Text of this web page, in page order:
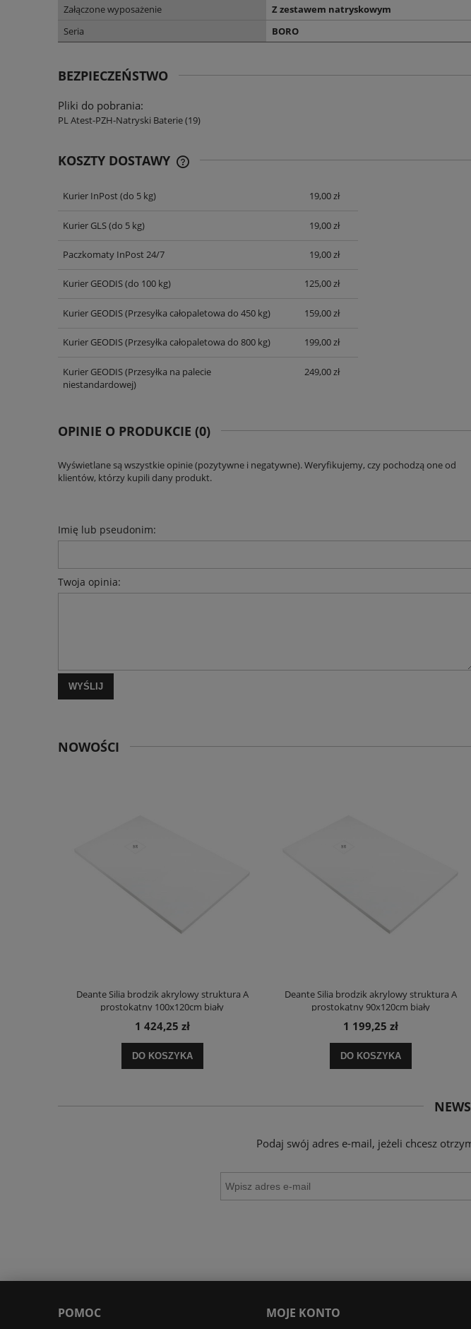
Załączone wyposażenie
Z zestawem natryskowym
Seria
BORO
BEZPIECZEŃSTWO
Pliki do pobrania:
PL Atest-PZH-Natryski Baterie (19)
KOSZTY DOSTAWY
CENA NIE ZAWIERA EWENTUALNYCH
Kurier InPost(do 5 kg) 19,00 zł
Kurier GLS(do 5 kg) 19,00 zł
Paczkomaty InPost 24/7 19,00 zł
Kurier GEODIS(do 100 kg) 125,00 zł
Kurier GEODIS(Przesyłka całopaletowa do 450 kg) 159,00 zł
Kurier GEODIS(Przesyłka całopaletowa do 800 kg) 199,00 zł
Kurier GEODIS(Przesyłka na palecie
niestandardowej)
249,00 zł
OPINIE O PRODUKCIE (0)
Wyświetlane są wszystkie opinie (pozytywne i negatywne). Weryfikujemy, czy pochodzą one od
klientów, którzy kupili dany produkt.
Imię lub pseudonim:
Twoja opinia:
WYŚLIJ
NOWOŚCI
Deante Silia brodzik akrylowy struktura A
prostokątny 100x120cm biały
1 424,25 zł
DO KOSZYKA
Deante Silia brodzik akrylowy struktura A
prostokątny 90x120cm biały
1 199,25 zł
DO KOSZYKA
Podaj swój adres e-mail, jeżeli chcesz
POMOC MOJE KONTO